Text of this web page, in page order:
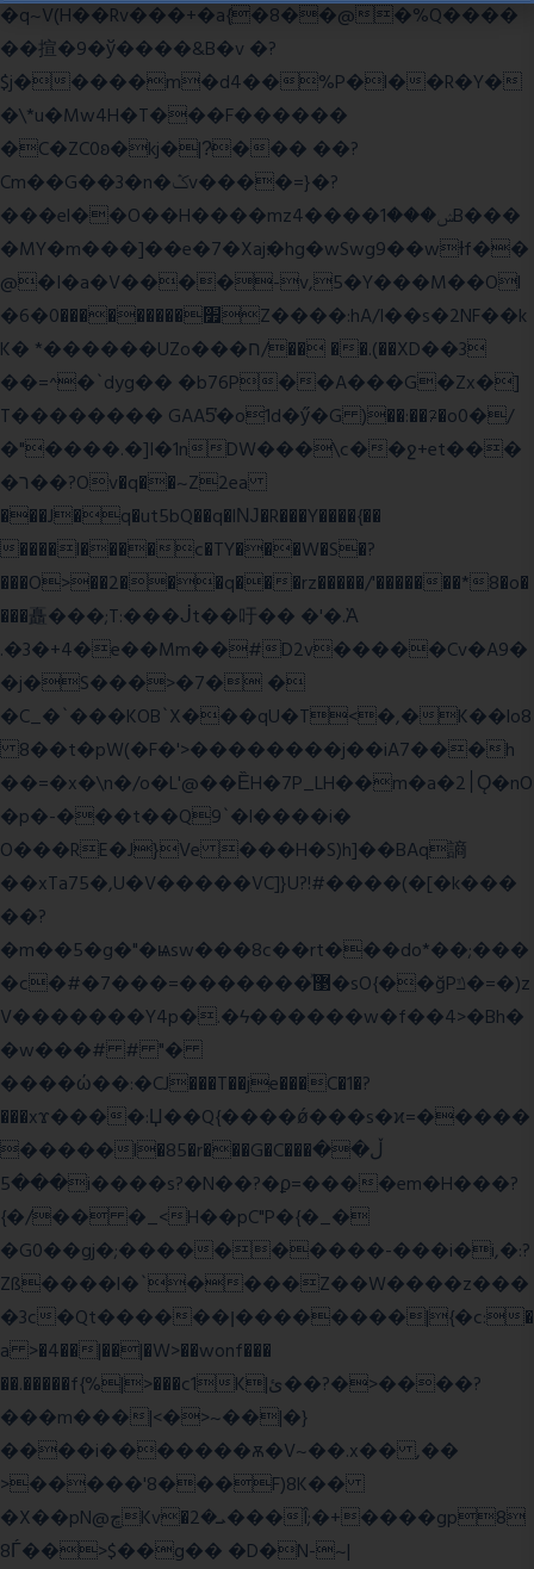
�q~V(H��Rv���+�a{�8��@�%Q����
��揎�9�ў����&B�v �?
$j�����m�d4��%P�l��R�Y�
�\*u�Mw4H�T���F������
�C�ZC0ʚ�kj�|?ͮ��� ��?
Cm��G��3�n�ݣv����=}�?
���el��O��H����mzݾ���1����4B���
�MY�m���]��e�7�Xaj׃�hg�wSwg9��wƗf��
@�I�a�V����-v,5�Y���M��Ol
�׿���������0�6Z����:hA/I��s�2NF��k
K� *������UZo���ח/�� ��.(��XD��3
��=^�`dyg�� �b76P��A���G�Zx�]
T�������� GAA5̔�o1d�ӳ�G )��:��ℱ�o0�/
�"����.�]I�1nDW���\c��ջ+et���
�ר��?Ov�q��~Z2ea
���J�q�ut5bQ��q�lǊ�R���Y����{��
����l����c�TY���W�S�?
���O>��2���q���rz�����/'�������*8�o�
���矗���;T:���ᒎt��吁�� �'�.Ὰ
.�3�+4�e��Mm��#D2v�����Cv�A9�
�j�S���>�7� �
�C_�`���KOB`X���qU�T<�,�K��lo8
8��t�pW(�F�'>��������j��iA7���h
��=�x�\n�/o�L'@��ȄH�7P_LH��m�a�2׀Ǫ�nO
�p�-���t��Q9`�l����i�
O���RE�J}Ve ���H�S)h]��BAq謪
��xTa75�,U�V�����VC]}U?!#����(�[�k���
��?
�m��5�g�"�ѩsw���8c��rt���do*��;���
�c�#�޳�ͯ������=���7�sO{��ğPݿ�=�)z
V�������Y4p�.�ϟ������w�f��4>�Bh�
�w���# # "�
����ώ��:�CJ���T��je���C�1�?
���xϫ����:Џ��Q{����ǿ���s�ϰ=�����
�����l�85�r���G�C���ڵ��
���5i����s?�N��?�ϼ=����em�H���?
{�/�� �_<H��pC"P�{�_�
�G0��gj�;����������-���i�i,�:?
Zß����l�`����Z��W����z���
�3c�Qt������ן��������|{�c:�
a >�4��|��|�W>��wonf���
��.�����f{%|>���c1K|ئ��?�>����?
���m���|<�>~��|�}
����i�������ѫ�V~��.x�� ,��
>�����'8���F)8K��
�X��pN@ڇKv�ܝ�2���Î;�+����gp8
8Ѓ��>$��g�� �D�N-~|